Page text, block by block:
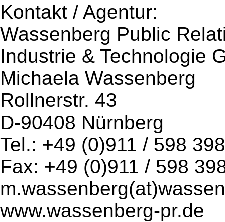
Kontakt / Agentur:
Wassenberg Public
Industrie & Technologie
Michaela Wassenberg
Rollnerstr. 43
D-90408 Nürnberg
Tel.: +49 (0)911 / 598
Fax: +49 (0)911 / 598
www.wassenberg-pr.de